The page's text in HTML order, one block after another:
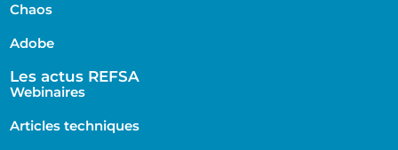
Chaos
Adobe
Les actus REFSA
Webinaires
Articles techniques